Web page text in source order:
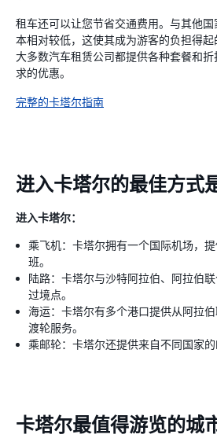
租车还可以让您节省交通费用。与其他
本相对较低，这使其成为游客的负担得
大多数汽车租赁公司都提供各种套餐和
求的优惠。
完整的卡塔尔指南
进入卡塔尔的最佳方式
进入卡塔尔：
乘飞机：卡塔尔拥有一个国际机场，
班。
陆路：卡塔尔与沙特阿拉伯、阿拉伯
过境点。
海运：卡塔尔有多个港口提供从阿拉
渡轮服务。
乘邮轮：卡塔尔还提供来自不同国家的
卡塔尔最值得游览的城